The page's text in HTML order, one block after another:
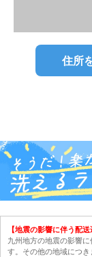
住所
【地震の影響に伴う配送
九州地方の地震の影響
す。その他の地域につ